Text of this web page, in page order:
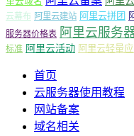
云幕布 阿里云建站 阿里云拼团
服务器价格表 阿里云服务
标准 阿里云活动 阿里云轻量
首页
云服务器使用教程
网站备案
域名相关